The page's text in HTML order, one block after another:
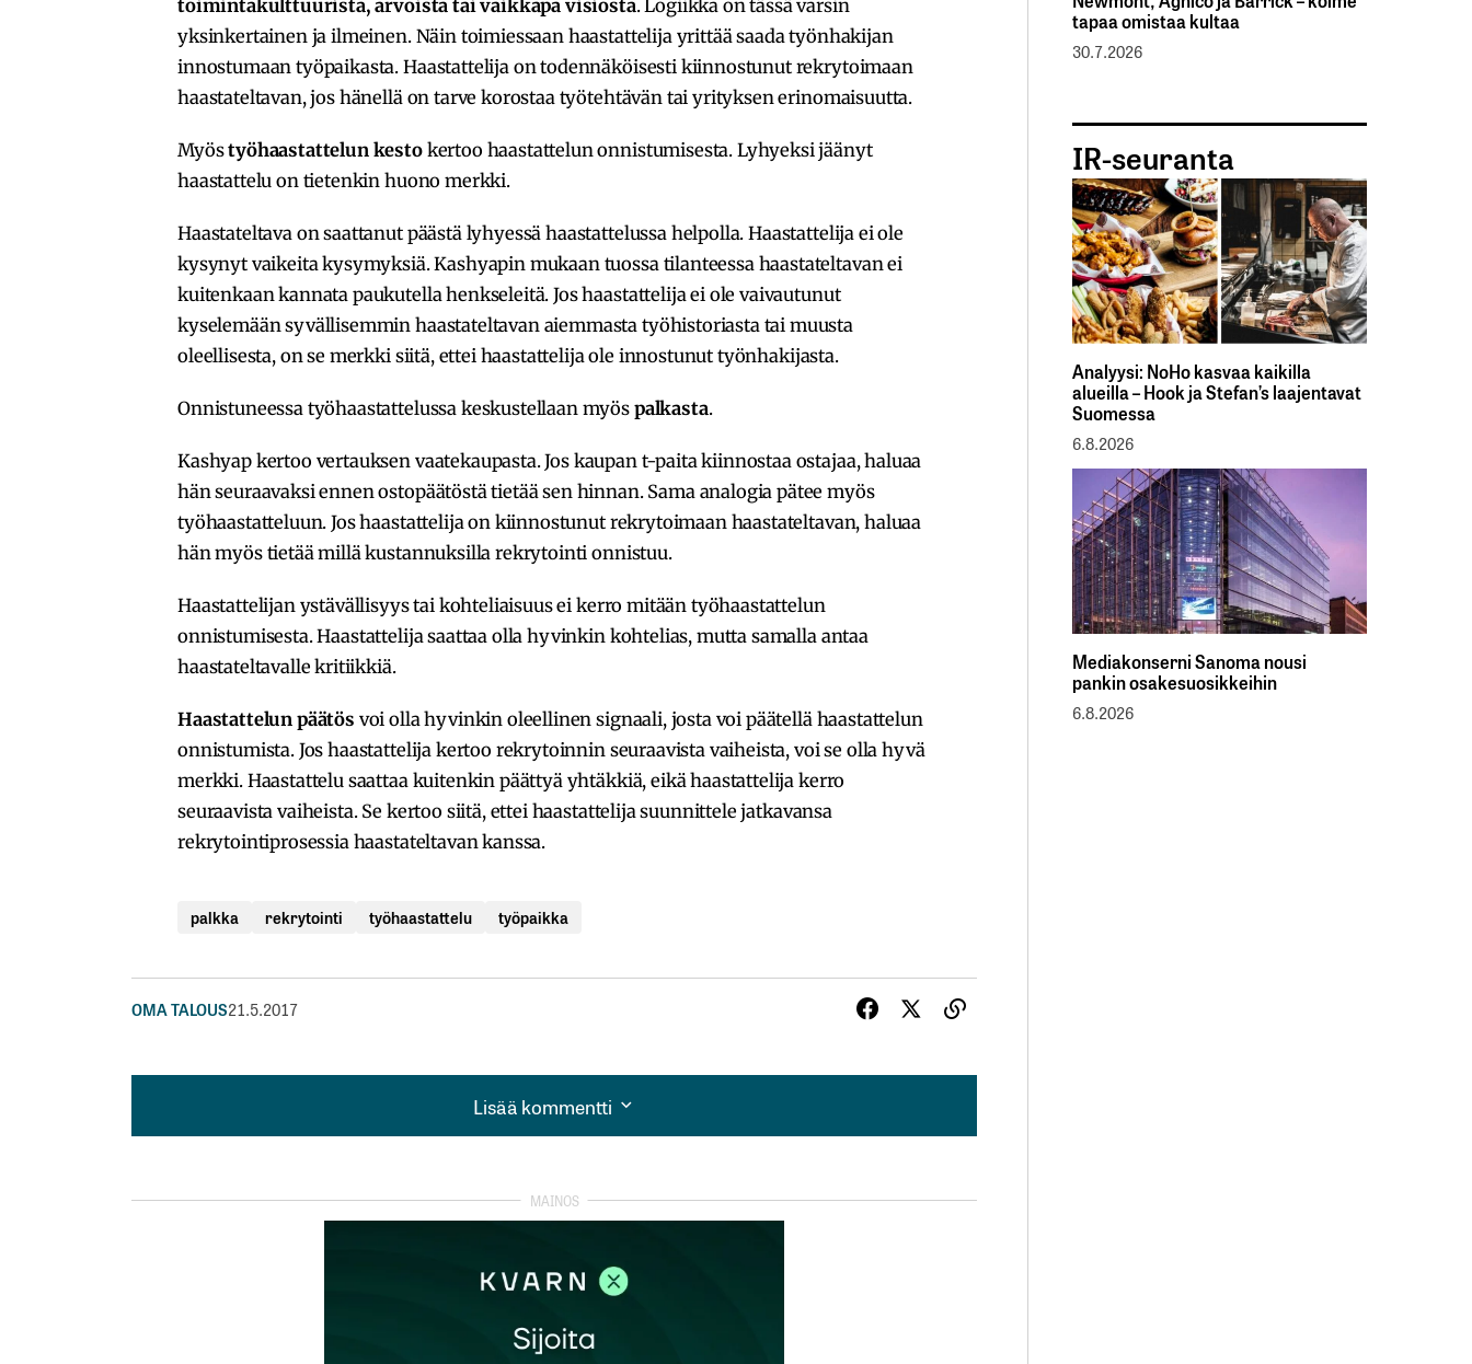
toimintakulttuurista, arvoista tai vaikkapa visiosta. Logiikka on tässä varsin
yksinkertainen ja ilmeinen. Näin toimiessaan haastattelija yrittää saada työnhakijan
innostumaan työpaikasta. Haastattelija on todennäköisesti kiinnostunut rekrytoimaan
haastateltavan, jos hänellä on tarve korostaa työtehtävän tai yrityksen erinomaisuutta.
Myöstyöhaastattelun kestokertoo haastattelun onnistumisesta. Lyhyeksi jäänyt
haastattelu on tietenkin huono merkki.
Haastateltava on saattanut päästä lyhyessä haastattelussa helpolla. Haastattelija ei ole
kysynyt vaikeita kysymyksiä. Kashyapin mukaan tuossa tilanteessa haastateltavan ei
kuitenkaan kannata paukutella henkseleitä. Jos haastattelija ei ole vaivautunut
kyselemään syvällisemmin haastateltavan aiemmasta työhistoriasta tai muusta
oleellisesta, on se merkki siitä, ettei haastattelija ole innostunut työnhakijasta.
Onnistuneessa työhaastattelussa keskustellaan myös palkasta.
Kashyap kertoo vertauksen vaatekaupasta. Jos kaupan t-paita kiinnostaa ostajaa, haluaa
hän seuraavaksi ennen ostopäätöstä tietää sen hinnan. Sama analogia pätee myös
työhaastatteluun. Jos haastattelija on kiinnostunut rekrytoimaan haastateltavan, haluaa
hän myös tietää millä kustannuksilla rekrytointi onnistuu.
Haastattelijan ystävällisyys tai kohteliaisuus ei kerro mitään työhaastattelun
onnistumisesta. Haastattelija saattaa olla hyvinkin kohtelias, mutta samalla antaa
haastateltavalle kritiikkiä.
Haastattelun päätös voi olla hyvinkin oleellinen signaali, josta voi päätellä haastattelun
onnistumista. Jos haastattelija kertoo rekrytoinnin seuraavista vaiheista, voi se olla hyvä
merkki. Haastattelu saattaa kuitenkin päättyä yhtäkkiä, eikä haastattelija kerro
seuraavista vaiheista. Se kertoo siitä, ettei haastattelija suunnittele jatkavansa
rekrytointiprosessia haastateltavan kanssa.
palkka rekrytointi työhaastattelu työpaikka
OMA TALOUS21.5.2017
Lisää kommentti
Lisää kommentti
Pakolliset kentät on merkitty
tapaa omistaa kultaa
30.7.2026
IR-seuranta
Analyysi: NoHo kasvaa kaikilla
alueilla – Hook ja Stefan’s laajentavat
Suomessa
6.8.2026
Mediakonserni Sanoma nousi
pankin osakesuosikkeihin
6.8.2026